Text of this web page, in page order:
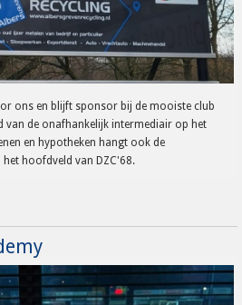
ons en blijft sponsor bij de mooiste club
van de onafhankelijk intermediair op het
en hypotheken hangt ook de
hoofdveld van DZC'68.